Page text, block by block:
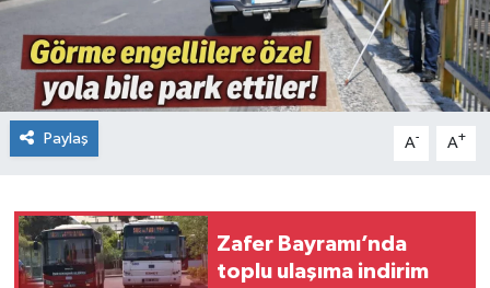
Paylaş A- A+
Zafer Bayramı’nda
toplu ulaşıma indirim